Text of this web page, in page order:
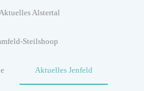
Alstertal
Steilshoop
Aktuelles Jenfeld